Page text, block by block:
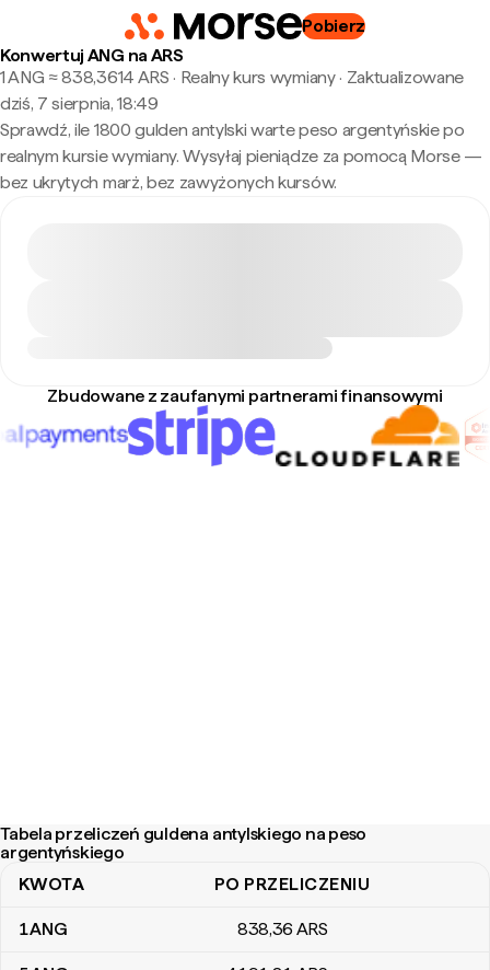
Pobierz
Konwertuj ANG na ARS
1 ANG ≈ 838,3614 ARS · Realny kurs wymiany· Zaktualizowane
dziś, 7 sierpnia, 18:49
Sprawdź, ile 1800 gulden antylski warte peso argentyńskie po
realnym kursie wymiany. Wysyłaj pieniądze za pomocą Morse —
bez ukrytych marż, bez zawyżonych kursów.
Zbudowane z zaufanymi partnerami finansowymi
Tabela przeliczeń guldena antylskiego na peso
argentyńskiego
Tabela przeliczeń guldena antylskiego na peso argentyńskiego
KWOTA PO PRZELICZENIU
1ANG 838,36 ARS